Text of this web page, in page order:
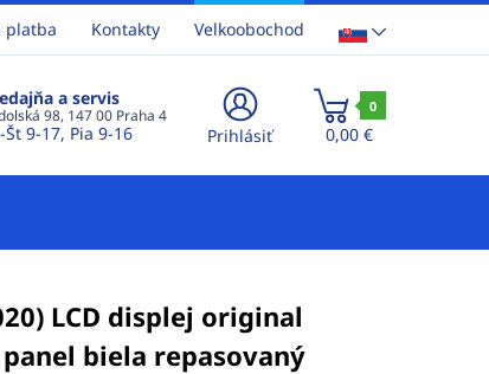
platba Kontakty Velkoobochod
a servis
98, 147 00 Praha 4
Št 9-17, Pia 9-16 Prihlásiť
0
0,00 €
LCD displej original
biela repasovaný